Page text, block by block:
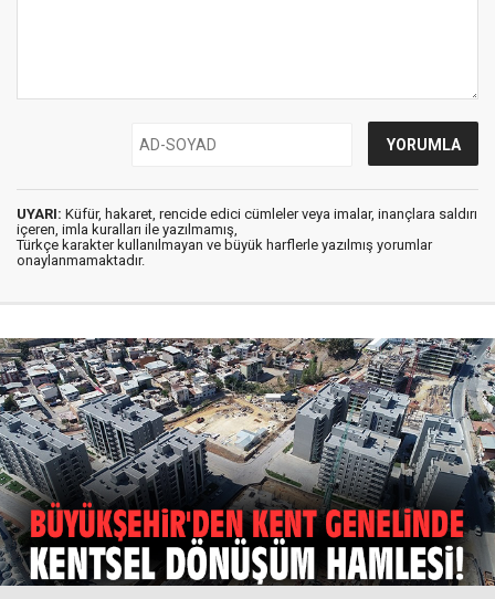
UYARI: Küfür, hakaret, rencide edici cümleler veya imalar, inançlara saldırı
içeren, imla kuralları ile yazılmamış,
Türkçe karakter kullanılmayan ve büyük harflerle yazılmış yorumlar
onaylanmamaktadır.